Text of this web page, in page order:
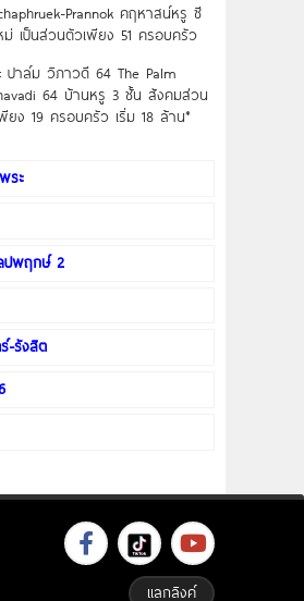
Prannok คฤหาสน์หรู ซี
ม่ เป็นส่วนตัวเพียง 51 ครอบครัว
ปาล์ม วิภาวดี 64 The Palm
64 บ้านหรู 3 ชั้น สังคมส่วน
ยง 19 ครอบครัว เริ่ม 18 ล้าน*
ระ
ปพฤกษ์ 2
-รังสิต
แลกลิงค์